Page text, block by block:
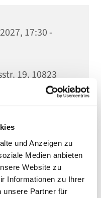
und Anzeigen zu
Medien anbieten
Website zu
Informationen zu Ihrer
unsere Partner für
17:30 -
19, 10823